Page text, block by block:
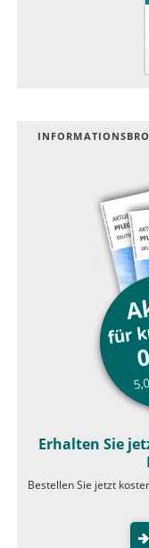
Erhalten Sie
Bestellen Sie jetzt